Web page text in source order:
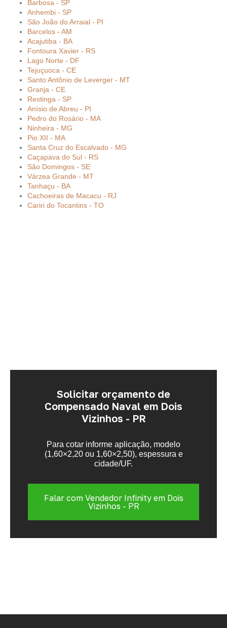
Barbosa - SP
Anhembi - SP
São João do Arraial - PI
Barcelos - AM
Acajutiba - BA
Fontoura Xavier - RS
Lago Norte - DF
Tejuçuoca - CE
Santo Antônio de Leverger - MT
Granja - CE
Restinga - SP
Anísio de Abreu - PI
Pedro do Rosário - MA
Ninheira - MG
Pio XII - MA
Santa Cruz do Escalvado - MG
Caçapava do Sul - RS
São Domingos - SE
Várzea Grande - MT
Tanhaçu - BA
Cachoeiras de Macacu - RJ
Cariri do Tocantins - TO
Solicitar orçamento de
Compensado Naval em Dois
Vizinhos - PR
Para cotar informe aplicação, modelo
(1,60×2,20 ou 1,60×2,50), espessura e
cidade/UF.
Falar com Vendedor Infinity em Dois
Vizinhos - PR